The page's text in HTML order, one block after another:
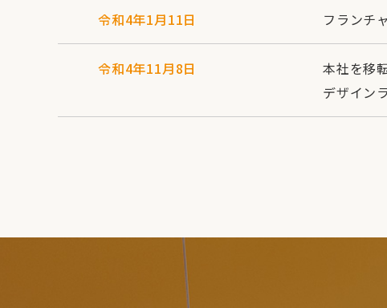
令和4年1月11日 フランチ
令和4年11月8日
本社を移
デザイン